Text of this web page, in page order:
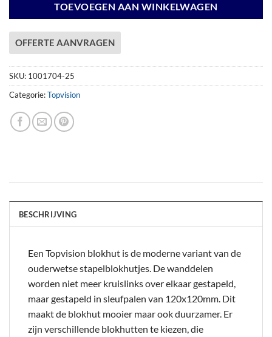
TOEVOEGEN AAN WINKELWAGEN
OFFERTE AANVRAGEN
SKU: 1001704-25
Categorie:Topvision
BESCHRIJVING
Een Topvision blokhut is de moderne variant van de
ouderwetse stapelblokhutjes. De wanddelen
worden niet meer kruislinks over elkaar gestapeld,
maar gestapeld in sleufpalen van 120x120mm. Dit
maakt de blokhut mooier maar ook duurzamer. Er
zijn verschillende blokhutten te kiezen, die